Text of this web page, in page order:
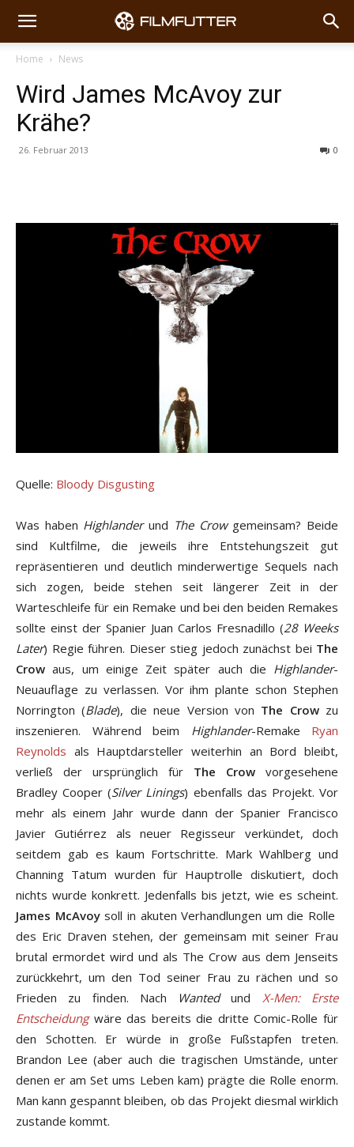
Home News
Wird James McAvoy zur
Krähe?
26. Februar 2013 0
Quelle: Bloody Disgusting
Was haben Highlanderund The Crowgemeinsam? Beide
sind Kultfilme, die jeweils ihre Entstehungszeit gut
repräsentieren und deutlich minderwertige Sequels nach
sich zogen, beide stehen seit längerer Zeit in der
Warteschleife für ein Remake und bei den beiden Remakes
sollte einst der Spanier Juan Carlos Fresnadillo (28 Weeks
Later) Regie führen. Dieser stieg jedoch zunächst bei The
Crow aus, um einige Zeit später auch die Highlander-
Neuauflage zu verlassen. Vor ihm plante schon Stephen
Norrington (Blade), die neue Version von The Crowzu
inszenieren. Während beim Highlander-Remake Ryan
Reynolds als Hauptdarsteller weiterhin an Bord bleibt,
verließ der ursprünglich für The Crow vorgesehene
Bradley Cooper (Silver Linings) ebenfalls das Projekt. Vor
mehr als einem Jahr wurde dann der Spanier Francisco
Javier Gutiérrez als neuer Regisseur verkündet, doch
seitdem gab es kaum Fortschritte. Mark Wahlberg und
Channing Tatum wurden für Hauptrolle diskutiert, doch
nichts wurde konkrett. Jedenfalls bis jetzt, wie es scheint.
James McAvoysoll in akuten Verhandlungen um die Rolle
des Eric Draven stehen, der gemeinsam mit seiner Frau
brutal ermordet wird und als The Crow aus dem Jenseits
zurückkehrt, um den Tod seiner Frau zu rächen und so
Frieden zu finden. Nach
Wantedund X-Men: Erste
Entscheidungwäre das bereits die dritte Comic-Rolle für
den Schotten. Er würde in große Fußstapfen treten.
Brandon Lee (aber auch die tragischen Umstände, unter
denen er am Set ums Leben kam) prägte die Rolle enorm.
Man kann gespannt bleiben, ob das Projekt diesmal wirklich
zustande kommt.